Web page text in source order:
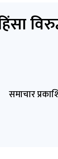
समाचार